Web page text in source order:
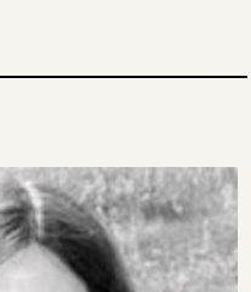
конфиденциальности
конфиденциальности
для
лет?